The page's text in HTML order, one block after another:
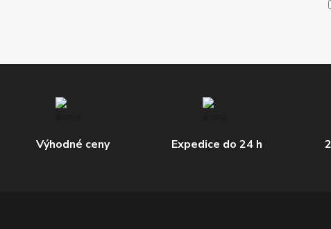
Výhodné ceny Expedice do 24 h